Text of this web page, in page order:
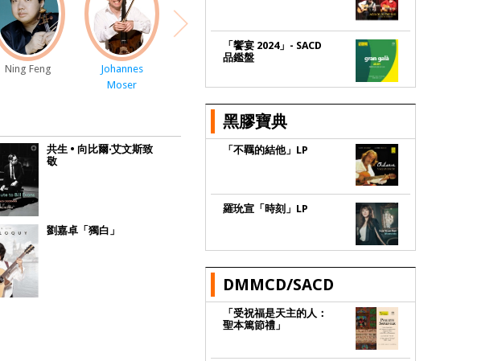
Ning Feng
Johannes
Moser
Al De Miola
共生 • 向比爾‧艾文斯致
敬
劉嘉卓「獨白」
「饗宴 2024」- SACD
品鑑盤
黑膠寶典
「不羈的結他」LP
羅玧宣「時刻」LP
DMMCD/SACD
「受祝福是天主的人：
聖本篤節禮」